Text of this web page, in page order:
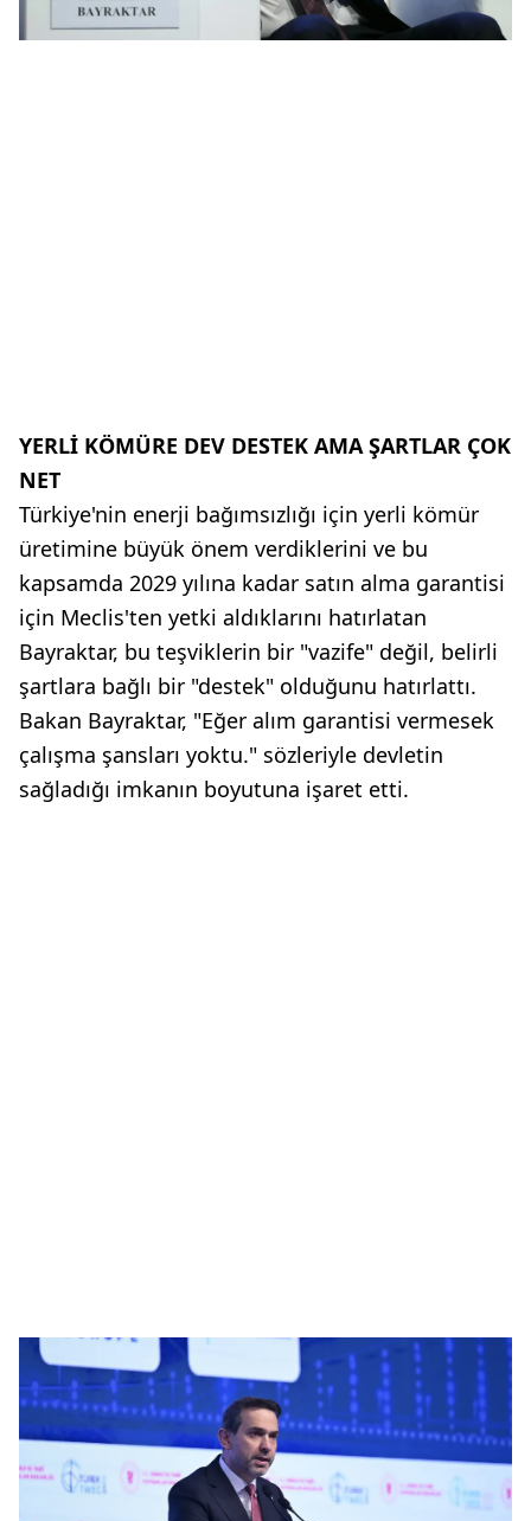
YERLİ KÖMÜRE DEV DESTEK AMA ŞARTLAR ÇOK
NET
Türkiye'nin enerji bağımsızlığı için yerli kömür
üretimine büyük önem verdiklerini ve bu
kapsamda 2029 yılına kadar satın alma garantisi
için Meclis'ten yetki aldıklarını hatırlatan
Bayraktar, bu teşviklerin bir "vazife" değil, belirli
şartlara bağlı bir "destek" olduğunu hatırlattı.
Bakan Bayraktar, "Eğer alım garantisi vermesek
çalışma şansları yoktu." sözleriyle devletin
sağladığı imkanın boyutuna işaret etti.